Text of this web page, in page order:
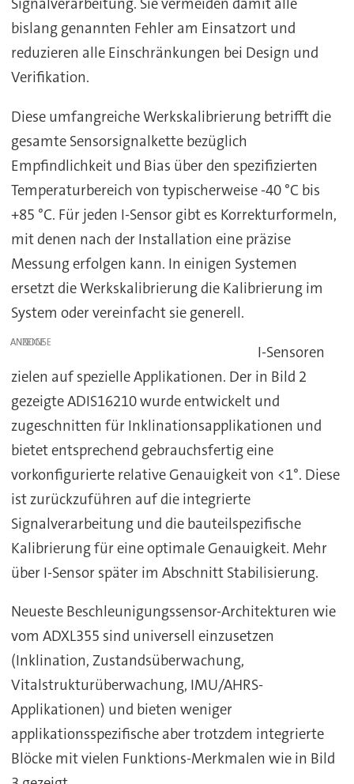
Signalverarbeitung. Sie vermeiden damit alle
bislang genannten Fehler am Einsatzort und
reduzieren alle Einschränkungen bei Design und
Verifikation.
Diese umfangreiche Werkskalibrierung betrifft die
gesamte Sensorsignalkette bezüglich
Empfindlichkeit und Bias über den spezifizierten
Temperaturbereich von typischerweise -40 °C bis
+85 °C. Für jeden I-Sensor gibt es Korrekturformeln,
mit denen nach der Installation eine präzise
Messung erfolgen kann. In einigen Systemen
ersetzt die Werkskalibrierung die Kalibrierung im
System oder vereinfacht sie generell.
ANZEIGE
I-Sensoren
zielen auf spezielle Applikationen. Der in Bild 2
gezeigte ADIS16210 wurde entwickelt und
zugeschnitten für Inklinationsapplikationen und
bietet entsprechend gebrauchsfertig eine
vorkonfigurierte relative Genauigkeit von <1°. Diese
ist zurückzuführen auf die integrierte
Signalverarbeitung und die bauteilspezifische
Kalibrierung für eine optimale Genauigkeit. Mehr
über I-Sensor später im Abschnitt Stabilisierung.
Neueste Beschleunigungssensor-Architekturen wie
vom ADXL355 sind universell einzusetzen
(Inklination, Zustandsüberwachung,
Vitalstrukturüberwachung, IMU/AHRS-
Applikationen) und bieten weniger
applikationsspezifische aber trotzdem integrierte
Blöcke mit vielen Funktions-Merkmalen wie in Bild